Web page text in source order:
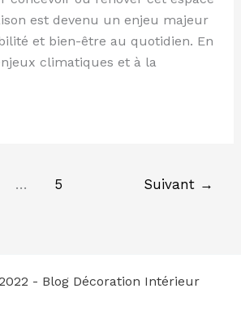
est devenu un enjeu majeur
et bien-être au quotidien. En
climatiques et à la
… 5 Suivant →